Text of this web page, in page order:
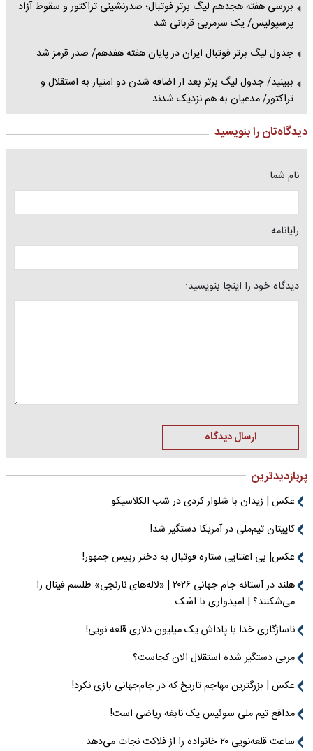
بررسی هفته هجدهم لیگ برتر فوتبال؛ صدرنشینی تراکتور و سقوط آزاد
پرسپولیس/ یک سرمربی قربانی شد
جدول لیگ برتر فوتبال ایران در پایان هفته هفدهم/ صدر قرمز شد
ببینید/ جدول لیگ برتر بعد از اضافه شدن دو امتیاز به استقلال و
تراکتور/ مدعیان به هم نزدیک شدند
دیدگاه‌تان را بنویسید
نام شما
رایانامه
دیدگاه خود را اینجا بنویسید:
ارسال دیدگاه
پربازدیدترین
عکس | زیدان با شلوار کردی در شب الکلاسیکو
کاپیتان تیم‌ملی در آمریکا دستگیر شد!
عکس| بی اعتنایی ستاره فوتبال به دختر رییس جمهور!
هلند در آستانه جام جهانی ۲۰۲۶ | «لاله‌های نارنجی» طلسم فینال را
می‌شکنند؟ | امیدواری با اشک
ناسازگاری خدا با پاداش یک میلیون دلاری قلعه نویی!
مربی دستگیر شده استقلال الان کجاست؟
عکس | بزرگترین مهاجم تاریخ که در جام‌جهانی بازی نکرد!
مدافع تیم ملی سوئیس یک نابغه ریاضی است!
ساعت قلعه‌نویی ۲۰ خانواده را از فلاکت نجات می‌دهد